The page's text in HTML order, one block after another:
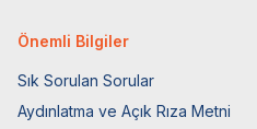
Önemli Bilgiler
Sık Sorulan Sorular
Aydınlatma ve Açık Rıza Metni